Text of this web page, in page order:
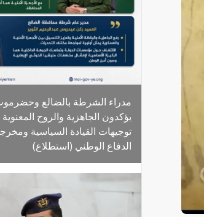
مدراء الشرطة بالضالع
يؤكدون الجاهزية والروح المعنوية
توجيهات القيادة السياسية
الدفاع الوطني (استطلاع)